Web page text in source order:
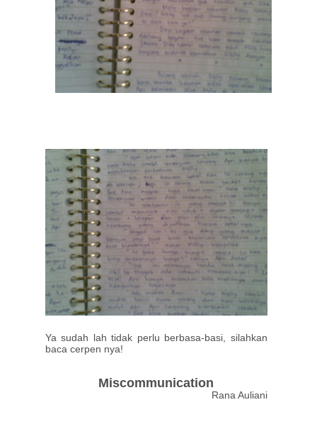
Ya sudah lah tidak perlu berbasa-basi, silahkan
baca cerpen nya!
Miscommunication
Rana Auliani